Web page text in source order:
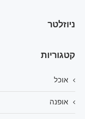
ניוזלטר
קטגוריות
אוכל
אופנה